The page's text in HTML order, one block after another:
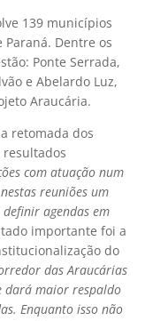
139 municípios
Paraná. Dentre os
Ponte Serrada,
e Abelardo Luz,
Araucária.
retomada dos
com atuação num
reuniões um
agendas em
importante foi a
do
das Araucárias
dará maior respaldo
Enquanto isso não